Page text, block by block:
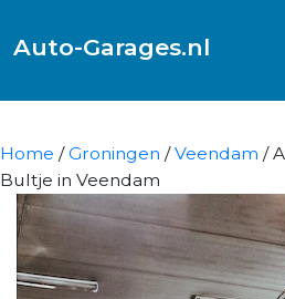
Auto-Garages.nl
Home /Groningen /Veendam /
Bultje in Veendam